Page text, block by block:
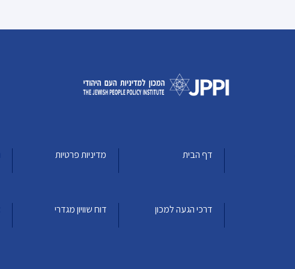
דף הבית מדיניות פרטיות
דרכי הגעה למכון דוח שוויון מגדרי